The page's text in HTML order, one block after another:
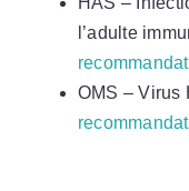
l’adulte
OMS – Virus